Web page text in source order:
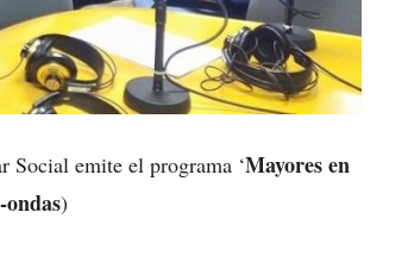
Social emite el programa ‘Mayores en
)